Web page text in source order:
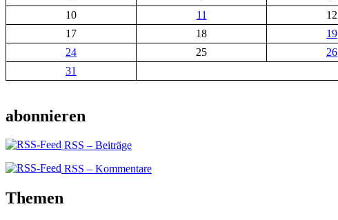
10
11 12
17
18 19
24
25 26
31
abonnieren
RSS – Beiträge
RSS – Kommentare
Themen